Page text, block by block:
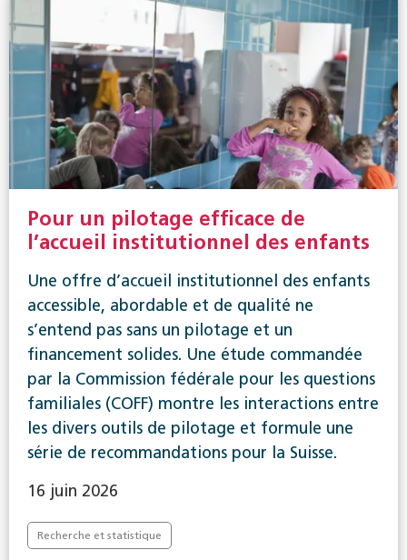
Pour un pilotage efficace de
l’accueil institutionnel des enfants
Une offre d’accueil institutionnel des enfants
accessible, abordable et de qualité ne
s’entend pas sans un pilotage et un
financement solides. Une étude commandée
par la Commission fédérale pour les questions
familiales (COFF) montre les interactions entre
les divers outils de pilotage et formule une
série de recommandations pour la Suisse.
16 juin 2026
Recherche et statistique